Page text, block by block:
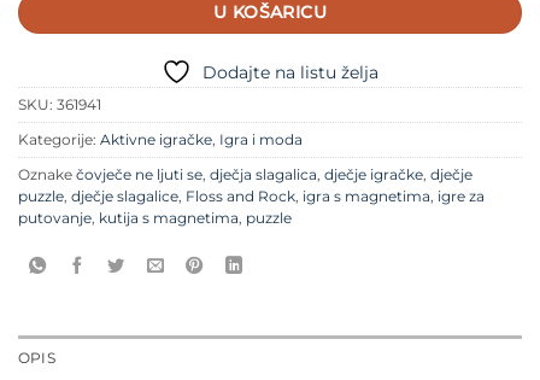
U KOŠARICU
Dodajte na listu želja
SKU: 361941
Kategorije: Aktivne igračke, Igra i moda
Oznake čovječe ne ljuti se, dječja slagalica, dječje igračke, dječje
puzzle, dječje slagalice, Floss and Rock, igra s magnetima, igre za
putovanje, kutija s magnetima, puzzle
OPIS